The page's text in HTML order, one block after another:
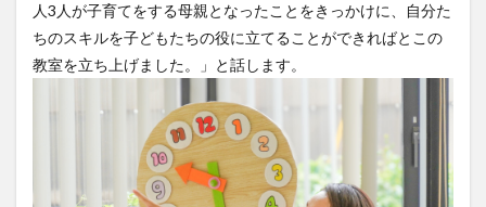
人3人が子育てをする母親となったことをきっかけに、自分た
ちのスキルを子どもたちの役に立てることができればとこの
教室を立ち上げました。」と話します。